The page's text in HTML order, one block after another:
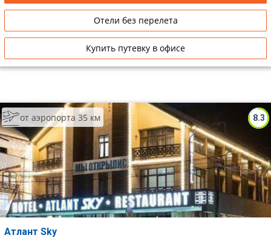
Отели без перелета
Купить путевку в офисе
8.3
от аэропорта 35 км
Атлант Sky